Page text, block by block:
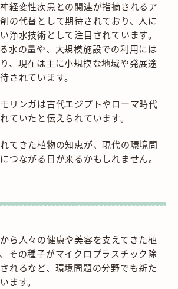
経変性疾患との関連が指摘されるア
の代替として期待されており、人に
浄水技術として注目されています。
水の量や、大規模施設での利用には
、現在は主に小規模な地域や発展途
されています。
リンガは古代エジプトやローマ時代
ていたと伝えられています。
てきた植物の知恵が、現代の環境問
つながる日が来るかもしれません。
ら人々の健康や美容を支えてきた植
その種子がマイクロプラスチック除
れるなど、環境問題の分野でも新た
ます。